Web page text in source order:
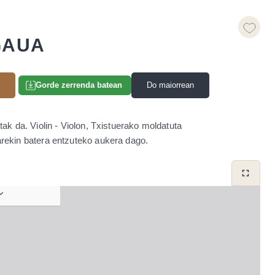
Gorde zerrenda batean Do maiorrean
da. Violin - Violon, Txistuerako moldatuta
batera entzuteko aukera dago.